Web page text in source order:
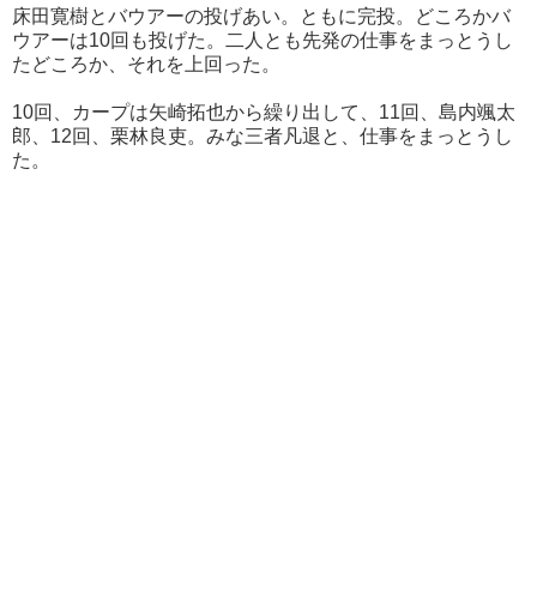
床田寛樹とバウアーの投げあい。ともに完投。どころかバ
ウアーは10回も投げた。二人とも先発の仕事をまっとうし
たどころか、それを上回った。
10回、カープは矢崎拓也から繰り出して、11回、島内颯太
郎、12回、栗林良吏。みな三者凡退と、仕事をまっとうし
た。